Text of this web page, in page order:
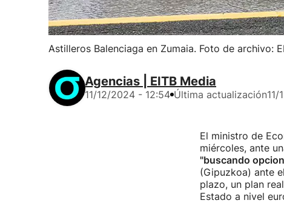
Astilleros Balenciaga en Zumaia. Foto de archivo:
Agencias | EITB Media
11/12/2024 - 12:54 Última actualización11/
El ministro de
miércoles, ante
"buscando
(Gipuzkoa) ante
plazo, un plan
Estado a nivel